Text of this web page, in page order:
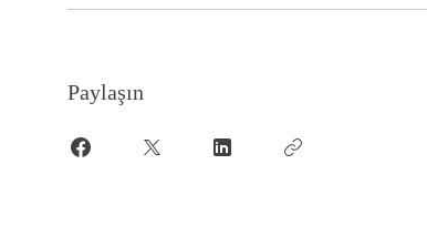
Paylaşın